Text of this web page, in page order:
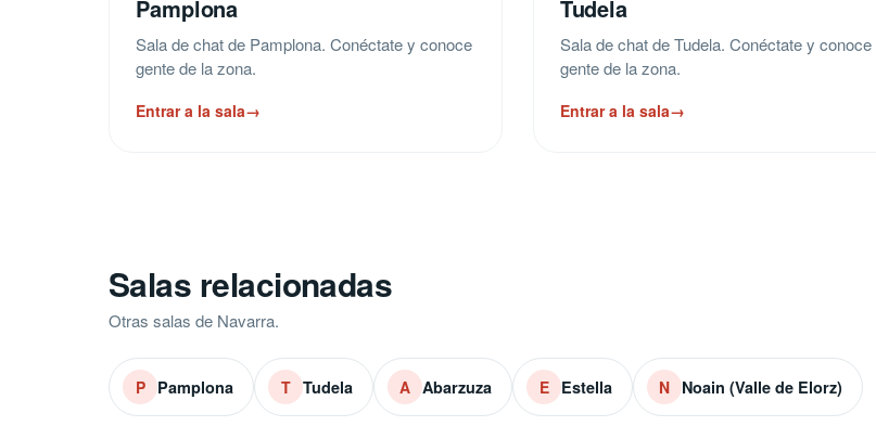
Pamplona
Sala de chat de Pamplona. Conéctate y conoce
gente de la zona.
Entrar a la sala→
Tudela
Sala de chat de Tudela. Conéctate y conoce
gente de la zona.
Entrar a la sala→
Salas relacionadas
Otras salas de Navarra.
P Pamplona T Tudela A Abarzuza E Estella N Noain (Valle de Elorz)